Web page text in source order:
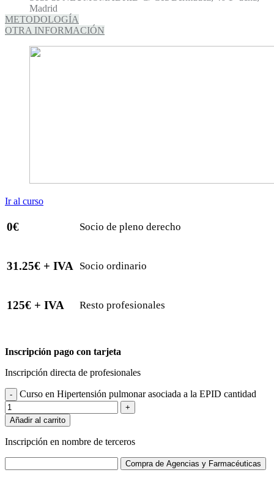
Madrid
METODOLOGÍA
OTRA INFORMACIÓN
Ir al curso
0€ Socio de pleno derecho
31.25€ + IVA Socio ordinario
125€ + IVA Resto profesionales
Inscripción pago con tarjeta
Inscripción directa de profesionales
- Curso en Hipertensión pulmonar asociada a la EPID cantidad
+
Añadir al carrito
Inscripción en nombre de terceros
Compra de Agencias y Farmacéuticas